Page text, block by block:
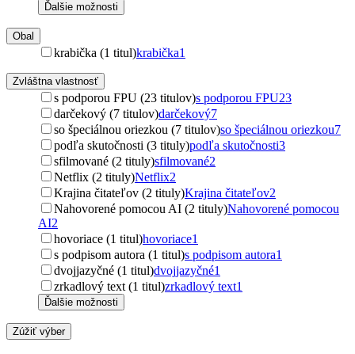
Ďalšie možnosti
Obal
krabička (1 titul)krabička1
Zvláštna vlastnosť
s podporou FPU (23 titulov)s podporou FPU23
darčekový (7 titulov)darčekový7
so špeciálnou oriezkou (7 titulov)so špeciálnou oriezkou7
podľa skutočnosti (3 tituly)podľa skutočnosti3
sfilmované (2 tituly)sfilmované2
Netflix (2 tituly)Netflix2
Krajina čitateľov (2 tituly)Krajina čitateľov2
Nahovorené pomocou AI (2 tituly)Nahovorené pomocou
AI2
hovoriace (1 titul)hovoriace1
s podpisom autora (1 titul)s podpisom autora1
dvojjazyčné (1 titul)dvojjazyčné1
zrkadlový text (1 titul)zrkadlový text1
Ďalšie možnosti
Zúžiť výber